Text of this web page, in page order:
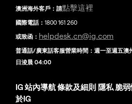
澳洲海外客戶：請點擊這裡
國際電話： 1800 161 260
或致函： helpdesk.cn@ig.com
普通話/廣東話客服營業時間：週一至週五澳
日淩晨 04:00
IG 站內導航條款及細則 隱私 脆
於IG